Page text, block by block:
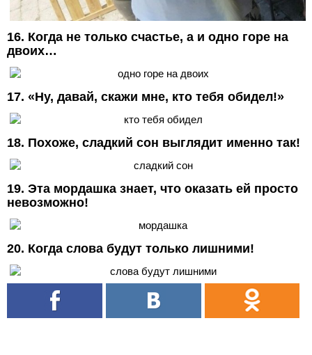
16. Когда не только счастье, а и одно горе на
двоих…
17. «Ну, давай, скажи мне, кто тебя обидел!»
18. Похоже, сладкий сон выглядит именно так!
19. Эта мордашка знает, что оказать ей просто
невозможно!
20. Когда слова будут только лишними!